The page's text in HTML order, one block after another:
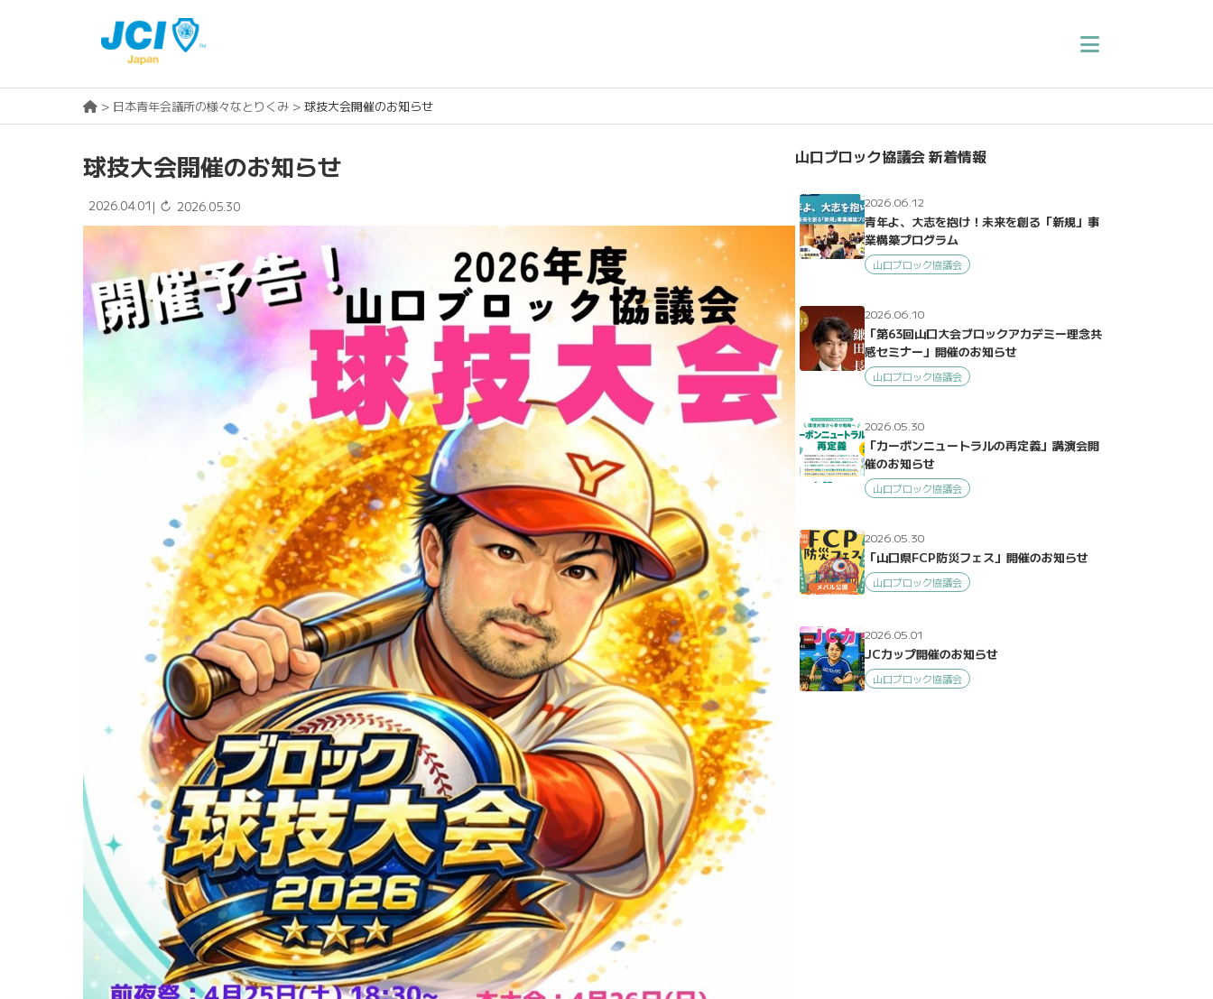
> 日本青年会議所の様々なとりくみ > 球技大会開催のお知らせ
球技大会開催のお知らせ
2026.04.01 | ↻ 2026.05.30
山口ブロック協議会 新着情報
2026.06.12
青年よ、大志を抱け！未来を創る「新規」事
業構築プログラム
山口ブロック協議会
2026.06.10
「第63回山口大会ブロックアカデミー理念共
感セミナー」開催のお知らせ
山口ブロック協議会
2026.05.30
「カーボンニュートラルの再定義」講演会開
催のお知らせ
山口ブロック協議会
2026.05.30
「山口県FCP防災フェス」開催のお知らせ
山口ブロック協議会
2026.05.01
JCカップ開催のお知らせ
山口ブロック協議会